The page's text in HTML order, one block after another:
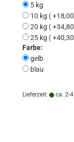
5 kg
10 kg (
20 kg ( +34,80
25 kg ( +40,30
Farbe:
gelb
blau
Lieferzeit: ca. 2-